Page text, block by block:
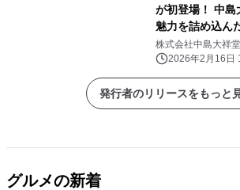
が初登場！ 中島
魅力を詰め込ん
株式会社中島大祥堂
2026年2月16日
発行者のリリースをもっと
グルメの新着